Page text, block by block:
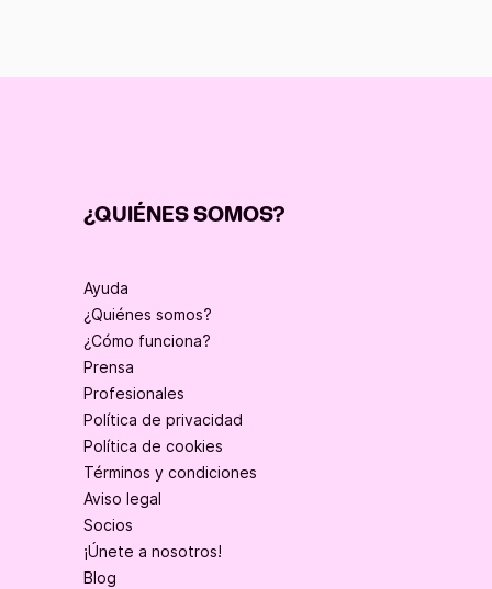
¿QUIÉNES SOMOS?
Ayuda
¿Quiénes somos?
¿Cómo funciona?
Prensa
Profesionales
Política de privacidad
Política de cookies
Términos y condiciones
Aviso legal
Socios
¡Únete a nosotros!
Blog